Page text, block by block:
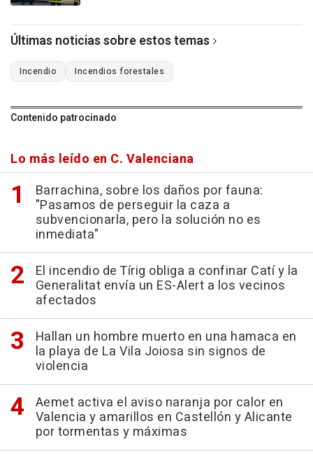
Últimas noticias sobre estos temas
Incendio Incendios forestales
Contenido patrocinado
Lo más leído en C. Valenciana
Barrachina, sobre los daños por fauna:
"Pasamos de perseguir la caza a
subvencionarla, pero la solución no es
inmediata"
El incendio de Tírig obliga a confinar Catí y la
Generalitat envía un ES-Alert a los vecinos
afectados
Hallan un hombre muerto en una hamaca en
la playa de La Vila Joiosa sin signos de
violencia
Aemet activa el aviso naranja por calor en
Valencia y amarillos en Castellón y Alicante
por tormentas y máximas